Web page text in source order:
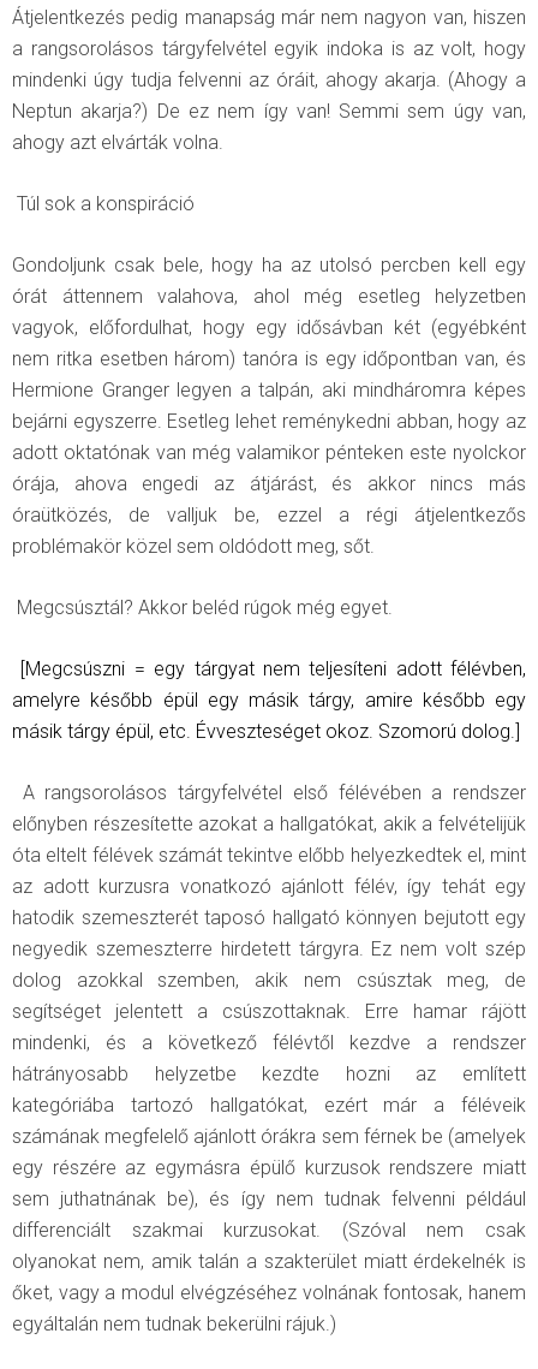
Átjelentkezés pedig manapság már nem nagyon van, hiszen
a rangsorolásos tárgyfelvétel egyik indoka is az volt, hogy
mindenki úgy tudja felvenni az óráit, ahogy akarja. (Ahogy a
Neptun akarja?) De ez nem így van! Semmi sem úgy van,
ahogy azt elvárták volna.
Túl sok a konspiráció
Gondoljunk csak bele, hogy ha az utolsó percben kell egy
órát áttennem valahova, ahol még esetleg helyzetben
vagyok, előfordulhat, hogy egy idősávban két (egyébként
nem ritka esetben három) tanóra is egy időpontban van, és
Hermione Granger legyen a talpán, aki mindháromra képes
bejárni egyszerre. Esetleg lehet reménykedni abban, hogy az
adott oktatónak van még valamikor pénteken este nyolckor
órája, ahova engedi az átjárást, és akkor nincs más
óraütközés, de valljuk be, ezzel a régi átjelentkezős
problémakör közel sem oldódott meg, sőt.
Megcsúsztál? Akkor beléd rúgok még egyet.
[Megcsúszni = egy tárgyat nem teljesíteni adott félévben,
amelyre később épül egy másik tárgy, amire később egy
másik tárgy épül, etc. Évveszteséget okoz. Szomorú dolog.]
A rangsorolásos tárgyfelvétel első félévében a rendszer
előnyben részesítette azokat a hallgatókat, akik a felvételijük
óta eltelt félévek számát tekintve előbb helyezkedtek el, mint
az adott kurzusra vonatkozó ajánlott félév, így tehát egy
hatodik szemeszterét taposó hallgató könnyen bejutott egy
negyedik szemeszterre hirdetett tárgyra. Ez nem volt szép
dolog azokkal szemben, akik nem csúsztak meg, de
segítséget jelentett a csúszottaknak. Erre hamar rájött
mindenki, és a következő félévtől kezdve a rendszer
hátrányosabb helyzetbe kezdte hozni az említett
kategóriába tartozó hallgatókat, ezért már a féléveik
számának megfelelő ajánlott órákra sem férnek be (amelyek
egy részére az egymásra épülő kurzusok rendszere miatt
sem juthatnának be), és így nem tudnak felvenni például
differenciált szakmai kurzusokat. (Szóval nem csak
olyanokat nem, amik talán a szakterület miatt érdekelnék is
őket, vagy a modul elvégzéséhez volnának fontosak, hanem
egyáltalán nem tudnak bekerülni rájuk.)